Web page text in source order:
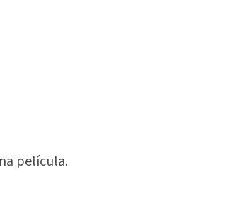
película.